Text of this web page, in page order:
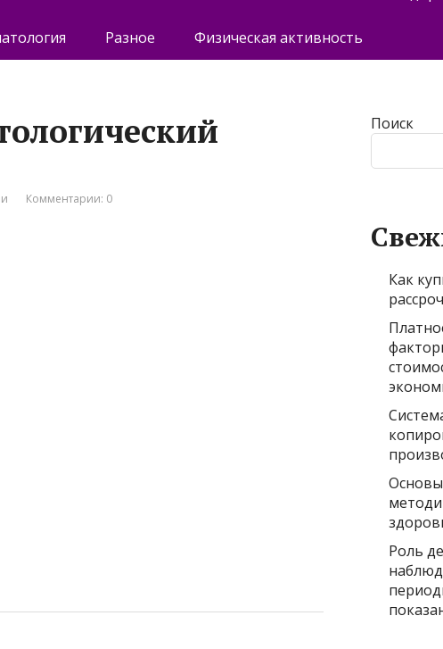
Разное Физическая активность
Комментарии: 0
Поиск
Как
Роль